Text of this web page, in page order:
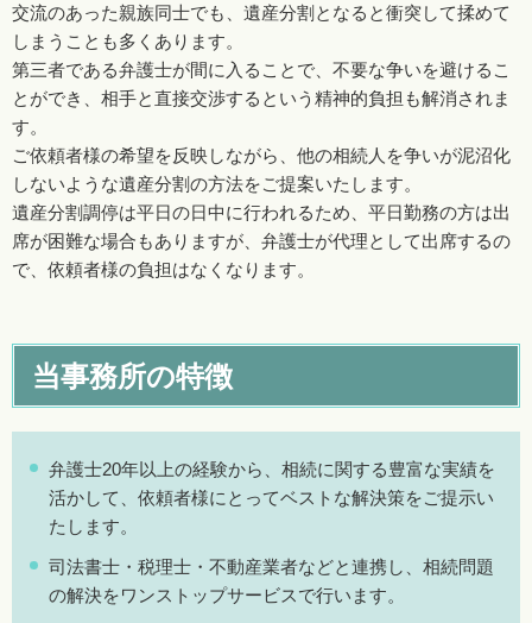
交流のあった親族同士でも、遺産分割となると衝突して揉めて
しまうことも多くあります。
第三者である弁護士が間に入ることで、不要な争いを避けるこ
とができ、相手と直接交渉するという精神的負担も解消されま
す。
ご依頼者様の希望を反映しながら、他の相続人を争いが泥沼化
しないような遺産分割の方法をご提案いたします。
遺産分割調停は平日の日中に行われるため、平日勤務の方は出
席が困難な場合もありますが、弁護士が代理として出席するの
で、依頼者様の負担はなくなります。
当事務所の特徴
弁護士20年以上の経験から、相続に関する豊富な実績を
活かして、依頼者様にとってベストな解決策をご提示い
たします。
司法書士・税理士・不動産業者などと連携し、相続問題
の解決をワンストップサービスで行います。